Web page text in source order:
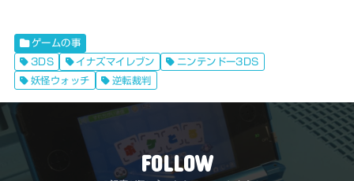
ゲームの事
3DS
イナズマイレブン
ニンテンドー3DS
妖怪ウォッチ
逆転裁判
FOLLOW